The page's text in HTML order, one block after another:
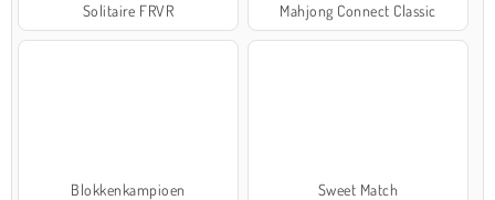
Solitaire FRVR Mahjong Connect Classic
Blokkenkampioen Sweet Match